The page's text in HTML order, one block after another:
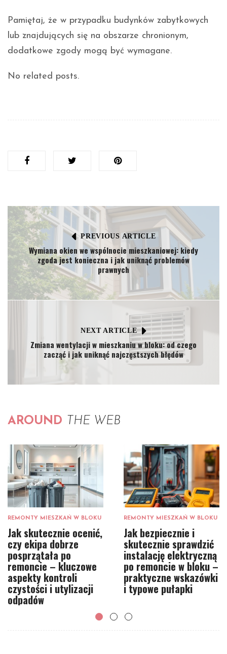
Pamiętaj, że w przypadku budynków zabytkowych
lub znajdujących się na obszarze chronionym,
dodatkowe zgody mogą być wymagane.
No related posts.
PREVIOUS ARTICLE
Wymiana okien we wspólnocie mieszkaniowej: kiedy
zgoda jest konieczna i jak uniknąć problemów
prawnych
NEXT ARTICLE
Zmiana wentylacji w mieszkaniu w bloku: od czego
zacząć i jak uniknąć najczęstszych błędów
AROUND THE WEB
REMONTY MIESZKAŃ W BLOKU
Jak skutecznie ocenić,
czy ekipa dobrze
posprzątała po
remoncie – kluczowe
aspekty kontroli
czystości i utylizacji
odpadów
REMONTY MIESZKAŃ W BLOKU
Jak bezpiecznie i
skutecznie sprawdzić
instalację elektryczną
po remoncie w bloku –
praktyczne wskazówki
i typowe pułapki